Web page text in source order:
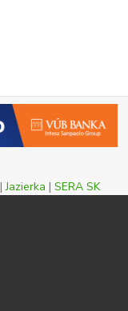
|Jazierka | SERA SK